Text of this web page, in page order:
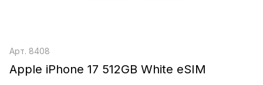
Арт. 8408
Apple iPhone 17 512GB White eSIM